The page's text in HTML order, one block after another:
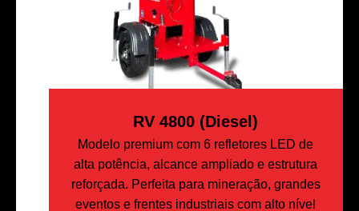
RV 4800 (Diesel)
Modelo premium com 6 refletores LED de
alta potência, alcance ampliado e estrutura
reforçada. Perfeita para mineração, grandes
eventos e frentes industriais com alto nível